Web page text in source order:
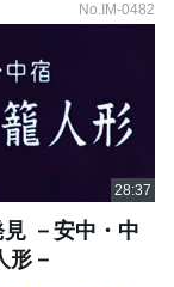
No.IM-0482
見 －安中・中
形－